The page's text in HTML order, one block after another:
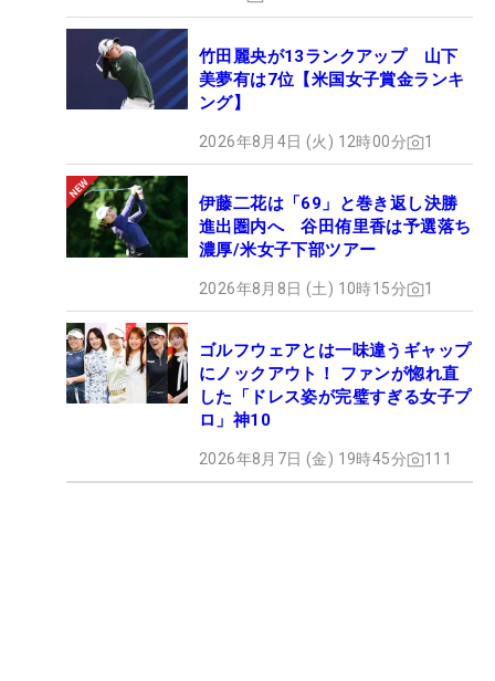
竹田麗央が13ランクアップ 山下
美夢有は7位【米国女子賞金ランキ
ング】
2026年8月4日 (火) 12時00分 1
伊藤二花は「69」と巻き返し決勝
進出圏内へ 谷田侑里香は予選落ち
濃厚/米女子下部ツアー
2026年8月8日 (土) 10時15分 1
ゴルフウェアとは一味違うギャップ
にノックアウト！ ファンが惚れ直
した「ドレス姿が完璧すぎる女子プ
ロ」神10
2026年8月7日 (金) 19時45分 111